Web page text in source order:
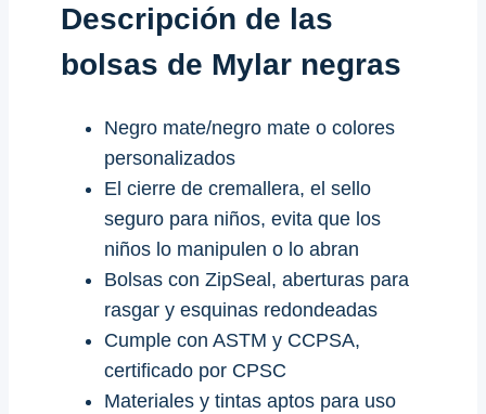
Descripción de las
bolsas de Mylar negras
Negro mate/negro mate o colores
personalizados
El cierre de cremallera, el sello
seguro para niños, evita que los
niños lo manipulen o lo abran
Bolsas con ZipSeal, aberturas para
rasgar y esquinas redondeadas
Cumple con ASTM y CCPSA,
certificado por CPSC
Materiales y tintas aptos para uso